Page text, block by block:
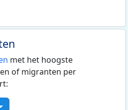
met het hoogste
of migranten per